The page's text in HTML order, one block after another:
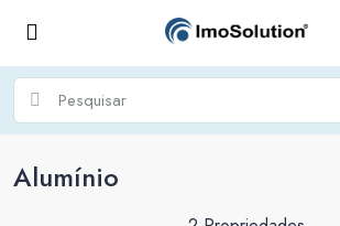
Alumínio